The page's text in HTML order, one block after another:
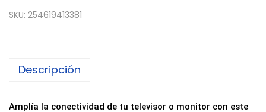
SKU: 254619413381
Descripción
Amplía la conectividad de tu televisor o monitor con este